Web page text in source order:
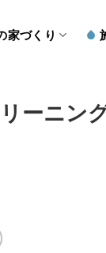
家づくり
ーニン